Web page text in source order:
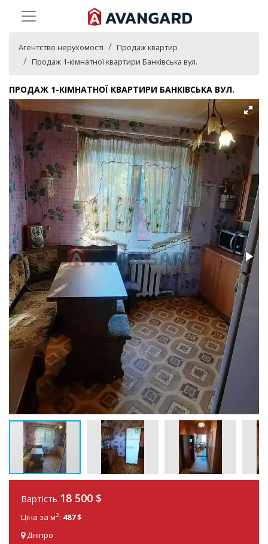
Агентство нерухомості
Продаж квартир
Продаж 1-кімнатної квартири Банківська вул.
ПРОДАЖ 1-КІМНАТНОЇ КВАРТИРИ БАНКІВСЬКА ВУЛ.
Вартість 18 500 $
Ціна за м2: 487 $
Дніпро